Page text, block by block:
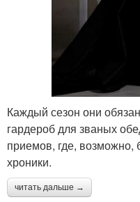
Каждый сезон они
гардероб для званых
приемов, где, возможно,
хроники.
читать дальше →